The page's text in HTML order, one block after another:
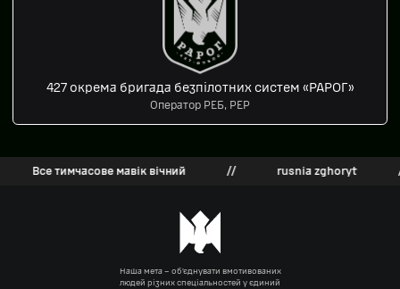
427 окрема бригада безпілотних систем «РАРОГ»
Оператор РЕБ, РЕР
Все тимчасове мавік вічний rusnia zghoryt
Наша мета – об’єднувати вмотивованих
людей різних спеціальностей у єдиний